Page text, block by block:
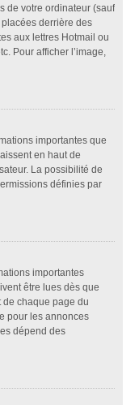
de votre ordinateur (sauf
derrière des
aux lettres Hotmail ou
Pour afficher l’image,
importantes que
en haut de
La possibilité de
définies par
importantes
être lues dès que
chaque page du
pour les annonces
dépend des